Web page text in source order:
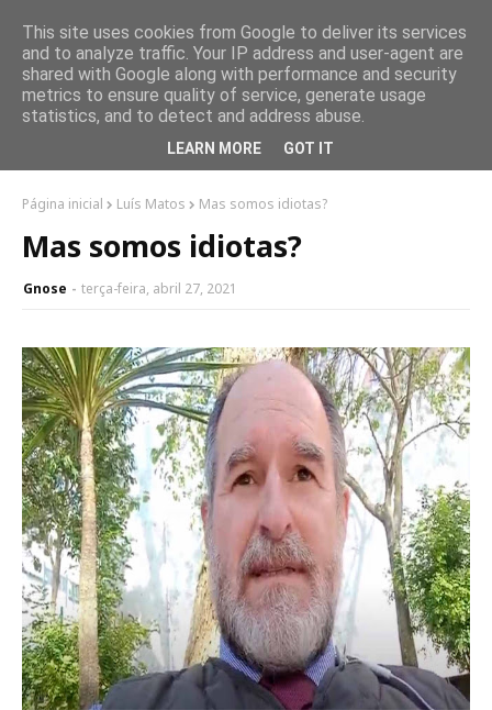
Página inicial Luís Matos Mas somos idiotas?
Mas somos idiotas?
Gnose terça-feira, abril 27, 2021
This site uses cookies from Google to deliver its services
and to analyze traffic. Your IP address and user-agent are
shared with Google along with performance and security
metrics to ensure quality of service, generate usage
statistics, and to detect and address abuse.
LEARN MORE GOT IT